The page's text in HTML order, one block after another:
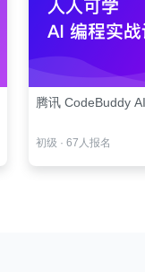
腾讯 CodeBuddy
初级 · 67人报名